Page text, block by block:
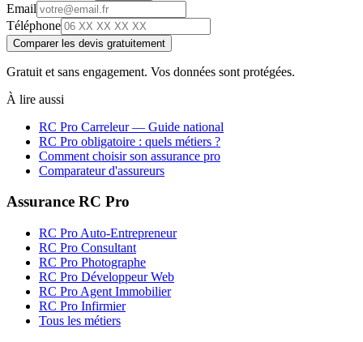
Email
Téléphone
Comparer les devis gratuitement
Gratuit et sans engagement. Vos données sont protégées.
À lire aussi
RC Pro Carreleur— Guide national
RC Pro obligatoire : quels métiers ?
Comment choisir son assurance pro
Comparateur d'assureurs
Assurance RC Pro
RC Pro Auto-Entrepreneur
RC Pro Consultant
RC Pro Photographe
RC Pro Développeur Web
RC Pro Agent Immobilier
RC Pro Infirmier
Tous les métiers